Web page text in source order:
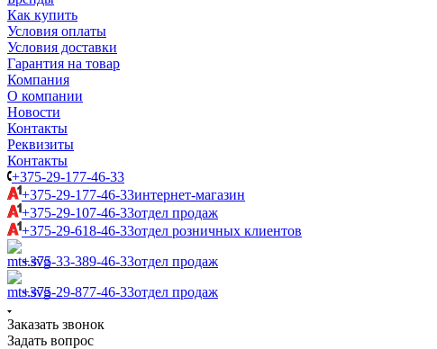
Как купить
Условия оплаты
Условия доставки
Гарантия на товар
Компания
О компании
Новости
Контакты
Реквизиты
Контакты
+375-29-177-46-33
+375-29-177-46-33интернет-магазин
+375-29-107-46-33отдел продаж
+375-29-618-46-33отдел розничных клиентов
+375-33-389-46-33отдел продаж
+375-29-877-46-33отдел продаж
Заказать звонок
Задать вопрос